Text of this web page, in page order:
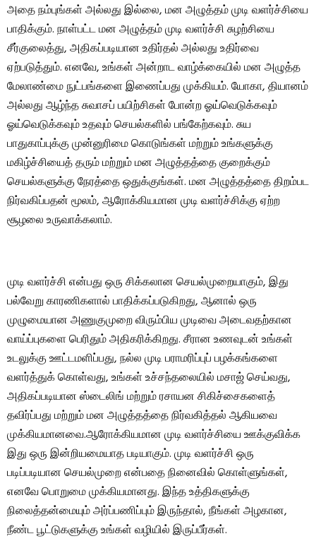
அதை நம்புங்கள் அல்லது இல்லை, மன அழுத்தம் முடி வளர்ச்சியை
பாதிக்கும். நாள்பட்ட மன அழுத்தம் முடி வளர்ச்சி சுழற்சியை
சீர்குலைத்து, அதிகப்படியான உதிர்தல் அல்லது உதிர்வை
ஏற்படுத்தும். எனவே, உங்கள் அன்றாட வாழ்க்கையில் மன அழுத்த
மேலாண்மை நுட்பங்களை இணைப்பது முக்கியம். யோகா, தியானம்
அல்லது ஆழ்ந்த சுவாசப் பயிற்சிகள் போன்ற ஓய்வெடுக்கவும்
ஓய்வெடுக்கவும் உதவும் செயல்களில் பங்கேற்கவும். சுய
பாதுகாப்புக்கு முன்னுரிமை கொடுங்கள் மற்றும் உங்களுக்கு
மகிழ்ச்சியைத் தரும் மற்றும் மன அழுத்தத்தை குறைக்கும்
செயல்களுக்கு நேரத்தை ஒதுக்குங்கள். மன அழுத்தத்தை திறம்பட
நிர்வகிப்பதன் மூலம், ஆரோக்கியமான முடி வளர்ச்சிக்கு ஏற்ற
சூழலை உருவாக்கலாம்.
முடி வளர்ச்சி என்பது ஒரு சிக்கலான செயல்முறையாகும், இது
பல்வேறு காரணிகளால் பாதிக்கப்படுகிறது, ஆனால் ஒரு
முழுமையான அணுகுமுறை விரும்பிய முடிவை அடைவதற்கான
வாய்ப்புகளை பெரிதும் அதிகரிக்கிறது. சீரான உணவுடன் உங்கள்
உடலுக்கு ஊட்டமளிப்பது, நல்ல முடி பராமரிப்புப் பழக்கங்களை
வளர்த்துக் கொள்வது, உங்கள் உச்சந்தலையில் மசாஜ் செய்வது,
அதிகப்படியான ஸ்டைலிங் மற்றும் ரசாயன சிகிச்சைகளைத்
தவிர்ப்பது மற்றும் மன அழுத்தத்தை நிர்வகித்தல் ஆகியவை
முக்கியமானவை.ஆரோக்கியமான முடி வளர்ச்சியை ஊக்குவிக்க
இது ஒரு இன்றியமையாத படியாகும். முடி வளர்ச்சி ஒரு
படிப்படியான செயல்முறை என்பதை நினைவில் கொள்ளுங்கள்,
எனவே பொறுமை முக்கியமானது. இந்த உத்திகளுக்கு
நிலைத்தன்மையும் அர்ப்பணிப்பும் இருந்தால், நீங்கள் அழகான,
நீண்ட பூட்டுகளுக்கு உங்கள் வழியில் இருப்பீர்கள்.